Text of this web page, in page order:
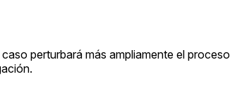
perturbará más ampliamente el proceso